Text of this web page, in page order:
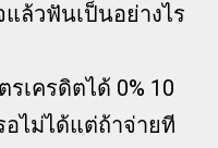
ล้วฟันเป็นอย่างไร
เครดิตได้ 0% 10
อไม่ได้แต่ถ้าจ่ายที